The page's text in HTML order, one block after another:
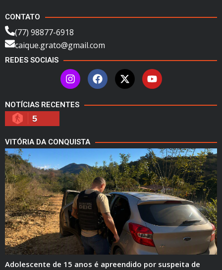
CONTATO
(77) 98877-6918
caique.grato@gmail.com
REDES SOCIAIS
NOTÍCIAS RECENTES
5
VITÓRIA DA CONQUISTA
Adolescente de 15 anos é apreendido por suspeita de